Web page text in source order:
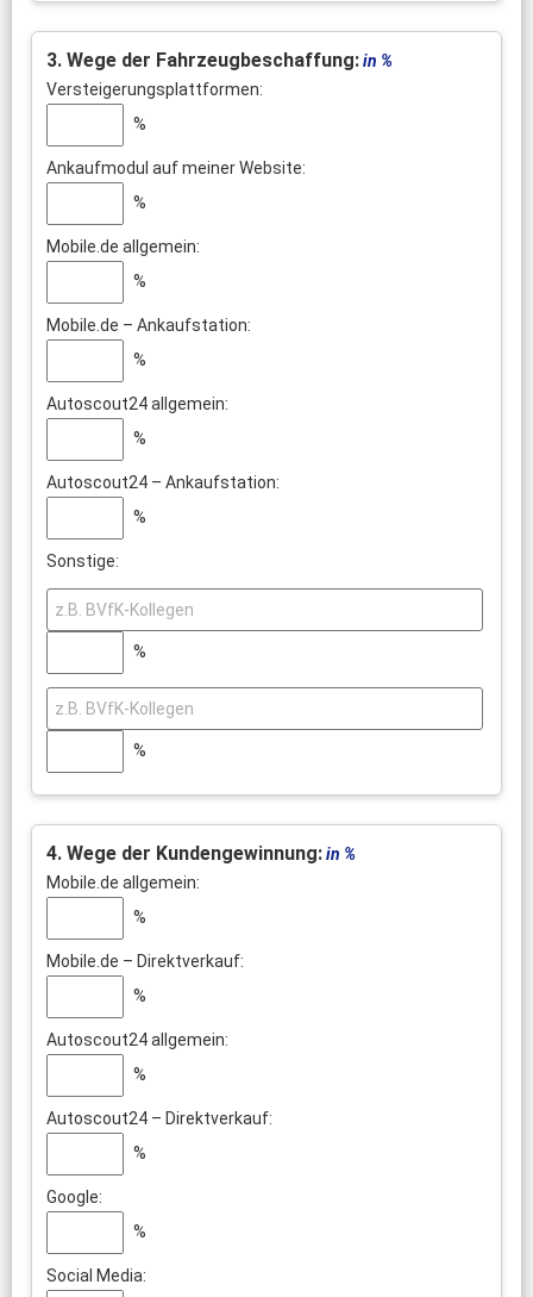
3. Wege der Fahrzeugbeschaffung:in %
Versteigerungsplattformen:
%
Ankaufmodul auf meiner Website:
%
Mobile.de allgemein:
%
Mobile.de – Ankaufstation:
%
Autoscout24 allgemein:
%
Autoscout24 – Ankaufstation:
%
Sonstige:
%
%
4. Wege der Kundengewinnung:in %
Mobile.de allgemein:
%
Mobile.de – Direktverkauf:
%
Autoscout24 allgemein:
%
Autoscout24 – Direktverkauf:
%
Google:
%
Social Media: